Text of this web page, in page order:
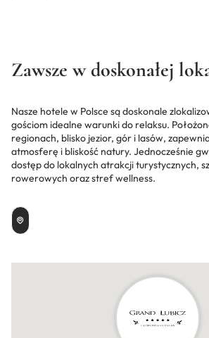
Zawsze w doskonałej
Nasze hotele w Polsce są doskonale
gościom idealne warunki do relaksu.
regionach, blisko jezior, gór i lasów,
atmosferę i bliskość natury. Jednocześnie
dostęp do lokalnych atrakcji turystycznych,
rowerowych oraz stref wellness.